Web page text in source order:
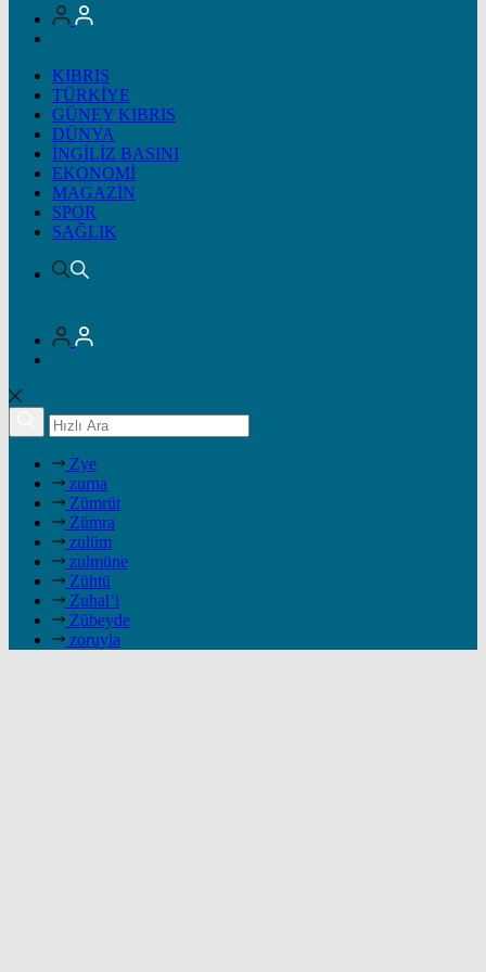
KIBRIS
TÜRKİYE
GÜNEY KIBRIS
DÜNYA
İNGİLİZ BASINI
EKONOMİ
MAGAZİN
SPOR
SAĞLIK
Zye
zurna
Zümrüt
Zümra
zulüm
zulmüne
Zühtü
Zuhal’i
Zübeyde
zoruyla